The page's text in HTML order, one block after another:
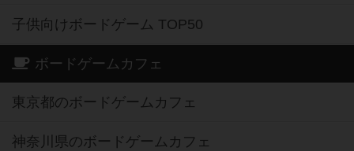
子供向けボードゲーム TOP50
ボードゲームカフェ
東京都のボードゲームカフェ
神奈川県のボードゲームカフェ